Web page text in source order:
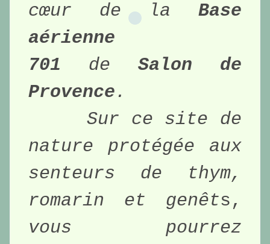
cœur de la Base
aérienne
701 de Salon de
Provence.
Sur ce site de
nature protégée aux
senteurs de thym,
romarin et genêts,
vous pourrez